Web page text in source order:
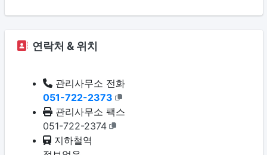
연락처 & 위치
관리사무소 전화
051-722-2373
관리사무소 팩스
051-722-2374
지하철역